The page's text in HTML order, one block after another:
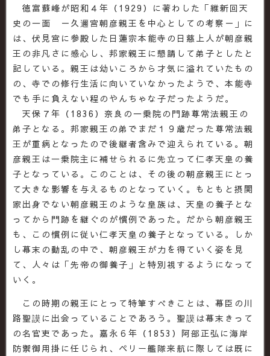
徳富蘇峰が昭和４年（1929）に著わした「維新回天
史の一面 －久邇宮朝彦親王を中心としての考察－」に
は、伏見宮に参殿した日蓮宗本能寺の日慈上人が朝彦親
王の非凡さに感心し、邦家親王に懇請して弟子としたと
記している。親王は幼いころから才気に溢れていたもの
の、寺での修行生活に向いていなかったようで、本能寺
でも手に負えない程のやんちゃな子だったようだ。
天保７年（1836）奈良の一乗院の門跡尊常法親王の
弟子となる。邦家親王の弟でまだ１９歳だった尊常法親
王が重病となったので後継者含みで迎えられている。朝
彦親王は一乗院主に補せられるに先立って仁孝天皇の養
子となっている。このことは、その後の朝彦親王にとっ
て大きな影響を与えるものとなっていく。もともと摂関
家出身でない朝彦親王のような皇族は、天皇の養子とな
ってから門跡を継ぐのが慣例であった。だから朝彦親王
も、この慣例に従い仁孝天皇の養子となっている。しか
し幕末の動乱の中で、朝彦親王が力を得ていく姿を見
て、人々は「先帝の御養子」と特別視するようになって
いく。
この時期の親王にとって特筆すべきことは、幕臣の川
路聖謨に出会っていることであろう。聖謨は幕末きって
の名官吏であった。嘉永６年（1853）阿部正弘に海岸
防禦御用掛に任じられ、ペリー艦隊来航に際しては既に